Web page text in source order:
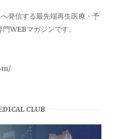
発信する最先端再生医療・予
WEBマガジンです。
CLUB